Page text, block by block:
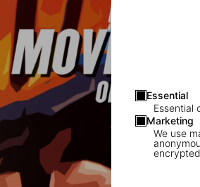
Essential
Essential
Marketing
We use